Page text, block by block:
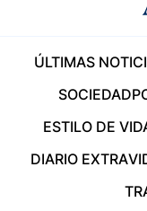
ÚLTIMAS
SOCIEDAD
ESTILO DE
DIARIO EXTRA